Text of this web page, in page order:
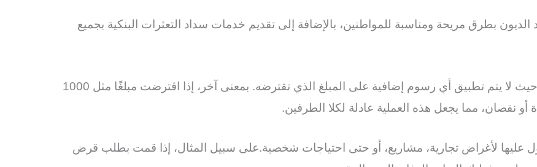
بطرق مريحة ومناسبة للمواطنين، بالإضافة إلى تقديم خدمات سداد التعثرات البنكية بجميع
، حيث لا يتم تطبيق أي رسوم إضافية على المبلغ الذي تقترضه. بمعنى آخر، إذا اقترضت مبلغًا مثل 1000
نقصان، مما يجعل هذه العملية عادلة لكلا الطرفين.
لأغراض تجارية، مشاريع، أو حتى احتياجات شخصية.على سبيل المثال، إذا قمت بطلب قرض